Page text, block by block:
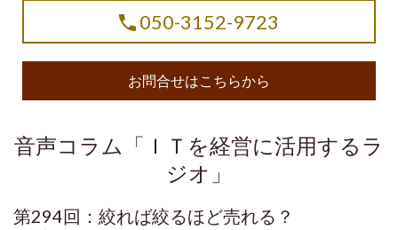
050-3152-9723
お問合せはこちらから
音声コラム「ＩＴを経営に活用するラ
ジオ」
第294回：絞れば絞るほど売れる？